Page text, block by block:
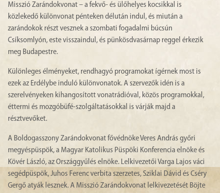
Misszió Zarándokvonat – a fekvő- és ülőhelyes kocsikkal is
közlekedő különvonat pénteken délután indul, és miután a
zarándokok részt vesznek a szombati fogadalmi búcsún
Csíksomlyón, este visszaindul, és pünkösdvasárnap reggel érkezik
meg Budapestre.
Különleges élményeket, rendhagyó programokat ígérnek most is
ezek az Erdélybe induló különvonatok. A szervezők idén is a
szerelvényeken kihangosított vonatrádióval, közös programokkal,
éttermi és mozgóbüfé-szolgáltatásokkal is várják majd a
résztvevőket.
A Boldogasszony Zarándokvonat fővédnöke Veres András győri
megyéspüspök, a Magyar Katolikus Püspöki Konferencia elnöke és
Kövér László, az Országgyűlés elnöke. Lelkivezetői Varga Lajos váci
segédpüspök, Juhos Ferenc verbita szerzetes, Sziklai Dávid és Cséry
Gergő atyák lesznek. A Misszió Zarándokvonat lelkivezetését Böjte